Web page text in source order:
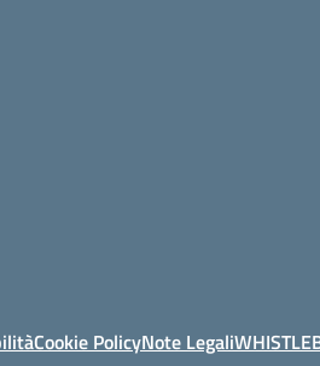
Cookie PolicyNote Legali